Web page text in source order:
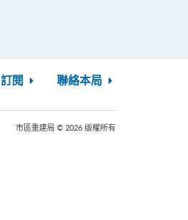
訂閱 聯絡本局
市區重建局 © 2026 版權所有